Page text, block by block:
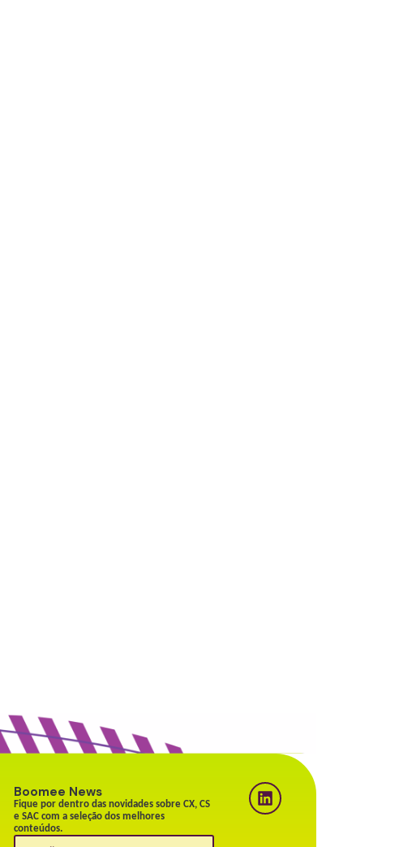
Boomee News
Fique por dentro das novidades sobre CX, CS
e SAC com a seleção dos melhores
conteúdos.